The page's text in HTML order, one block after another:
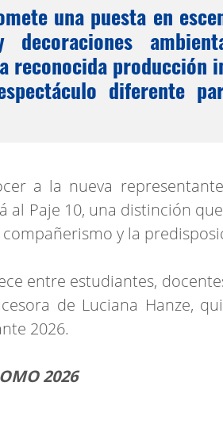
una puesta en
decoraciones
reconocida producción
diferente
a la nueva
al Paje 10, una distinción
y la
entre estudiantes,
de Luciana Hanze,
2026.
2026